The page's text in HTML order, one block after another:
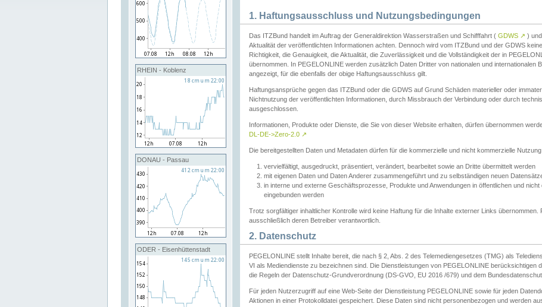
RHEIN - Koblenz
DONAU - Passau
ODER - Eisenhüttenstadt
1. Haftungsausschluss und Nutzungsbedingungen
Das ITZBund handelt im Auftrag der Generaldirektion Wasserstraßen und Schifffahrt ( GDWS ↗ )
Aktualität der veröffentlichten Informationen achten. Dennoch wird vom ITZBund und der GDWS
Richtigkeit, die Genauigkeit, die Aktualität, die Zuverlässigkeit und die Vollständigkeit der in
übernommen. In PEGELONLINE werden zusätzlich Daten Dritter von nationalen und internationalen
angezeigt, für die ebenfalls der obige Haftungsausschluss gilt.
Haftungsansprüche gegen das ITZBund oder die GDWS auf Grund Schäden materieller oder
Nichtnutzung der veröffentlichten Informationen, durch Missbrauch der Verbindung oder durch
ausgeschlossen.
Informationen, Produkte oder Dienste, die Sie von dieser Website erhalten, dürfen übernommen
DL-DE->Zero-2.0 ↗
Die bereitgestellten Daten und Metadaten dürfen für die kommerzielle und nicht kommerzielle
vervielfältigt, ausgedruckt, präsentiert, verändert, bearbeitet sowie an Dritte übermittelt werden
mit eigenen Daten und Daten Anderer zusammengeführt und zu selbständigen neuen
in interne und externe Geschäftsprozesse, Produkte und Anwendungen in öffentlichen und
eingebunden werden
Trotz sorgfältiger inhaltlicher Kontrolle wird keine Haftung für die Inhalte externer Links
ausschließlich deren Betreiber verantwortlich.
2. Datenschutz
PEGELONLINE stellt Inhalte bereit, die nach § 2, Abs. 2 des Telemediengesetzes (TMG) als
VI als Mediendienste zu bezeichnen sind. Die Dienstleistungen von PEGELONLINE berücksichtigen
die Regeln der Datenschutz-Grundverordnung (DS-GVO, EU 2016 /679) und dem
Für jeden Nutzerzugriff auf eine Web-Seite der Dienstleistung PEGELONLINE sowie für jeden
Aktionen in einer Protokolldatei gespeichert. Diese Daten sind nicht personenbezogen und werden